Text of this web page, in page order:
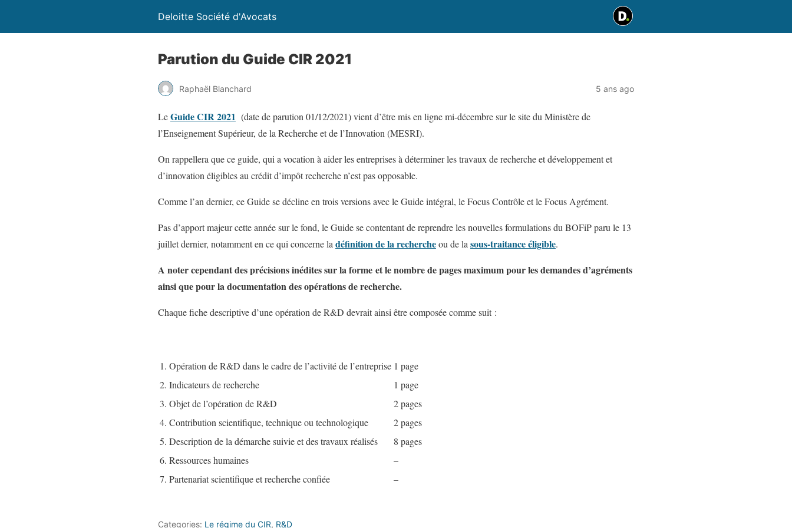
Deloitte Société d'Avocats
Parution du Guide CIR 2021
Raphaël Blanchard 5 ans ago
LeGuide CIR 2021 (date de parution 01/12/2021) vient d’être mis en ligne mi-décembre sur le site du Ministère de
l’Enseignement Supérieur, de la Recherche et de l’Innovation (MESRI).
On rappellera que ce guide, qui a vocation à aider les entreprises à déterminer les travaux de recherche et développement et
d’innovation éligibles au crédit d’impôt recherche n’est pas opposable.
Comme l’an dernier, ce Guide se décline en trois versions avec le Guide intégral, le Focus Contrôle et le Focus Agrément.
Pas d’apport majeur cette année sur le fond, le Guide se contentant de reprendre les nouvelles formulations du BOFiP paru le 13
juillet dernier, notamment en ce qui concerne la définition de la rechercheou de la sous-traitance éligible.
A noter cependant des précisions inédites sur la forme et le nombre de pages maximum pour les demandes d’agréments
ainsi que pour la documentation des opérations de recherche.
Chaque fiche descriptive d’une opération de R&D devrait ainsi être composée comme suit :
1. Opération de R&D dans le cadre de l’activité de l’entreprise 1 page
2. Indicateurs de recherche
1 page
3. Objet de l’opération de R&D
2 pages
4. Contribution scientifique, technique ou technologique
2 pages
5. Description de la démarche suivie et des travaux réalisés
8 pages
6. Ressources humaines
–
7. Partenariat scientifique et recherche confiée
–
Categories: Le régime du CIR, R&D